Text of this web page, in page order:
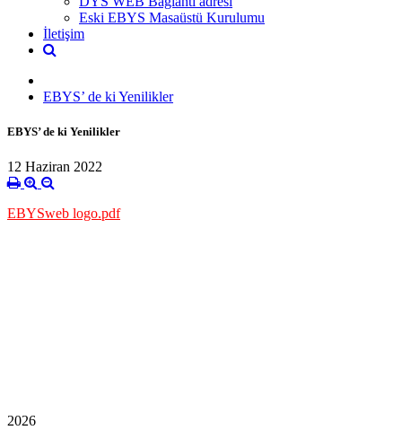
Eski EBYS Masaüstü Kurulumu
İletişim
EBYS’ de ki Yenilikler
EBYS’ de ki Yenilikler
12 Haziran 2022
EBYSweb logo.pdf
2026